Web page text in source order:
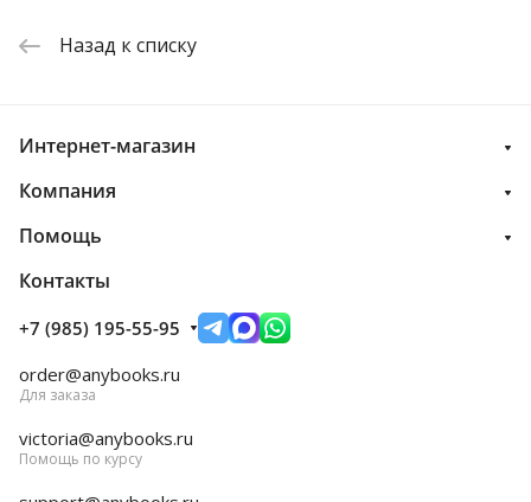
Назад к списку
Интернет-магазин
Компания
Помощь
Контакты
+7 (985) 195-55-95
order@anybooks.ru
Для заказа
victoria@anybooks.ru
Помощь по курсу